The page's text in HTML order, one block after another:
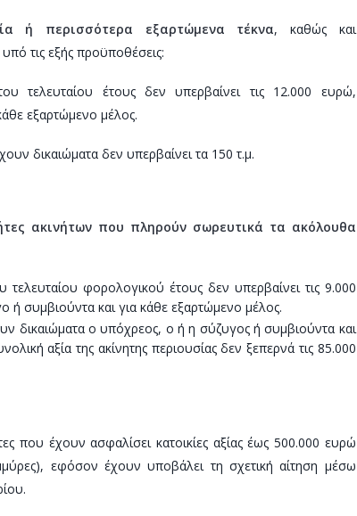
ή περισσότερα εξαρτώμενα τέκνα, καθώς και
τις εξής προϋποθέσεις:
τελευταίου έτους δεν υπερβαίνει τις 12.000 ευρώ,
εξαρτώμενο μέλος.
δικαιώματα δεν υπερβαίνει τα 150 τ.μ.
ακινήτων που πληρούν σωρευτικά τα ακόλουθα
φορολογικού έτους δεν υπερβαίνει τις 9.000
συμβιούντα και για κάθε εξαρτώμενο μέλος.
δικαιώματα ο υπόχρεος, ο ή η σύζυγος ή συμβιούντα και
αξία της ακίνητης περιουσίας δεν ξεπερνά τις 85.000
που έχουν ασφαλίσει κατοικίες αξίας έως 500.000 ευρώ
εφόσον έχουν υποβάλει τη σχετική αίτηση μέσω